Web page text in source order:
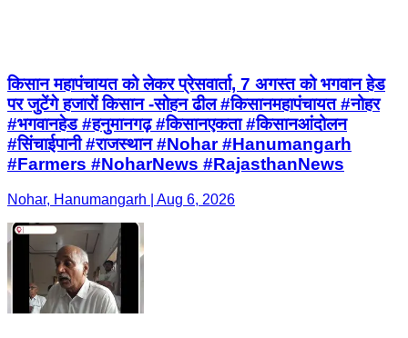
किसान महापंचायत को लेकर प्रेसवार्ता, 7 अगस्त को भगवान हेड
पर जुटेंगे हजारों किसान -सोहन ढील #किसानमहापंचायत #नोहर
#भगवानहेड #हनुमानगढ़ #किसानएकता #किसानआंदोलन
#सिंचाईपानी #राजस्थान #Nohar #Hanumangarh
#Farmers #NoharNews #RajasthanNews
Nohar, Hanumangarh | Aug 6, 2026